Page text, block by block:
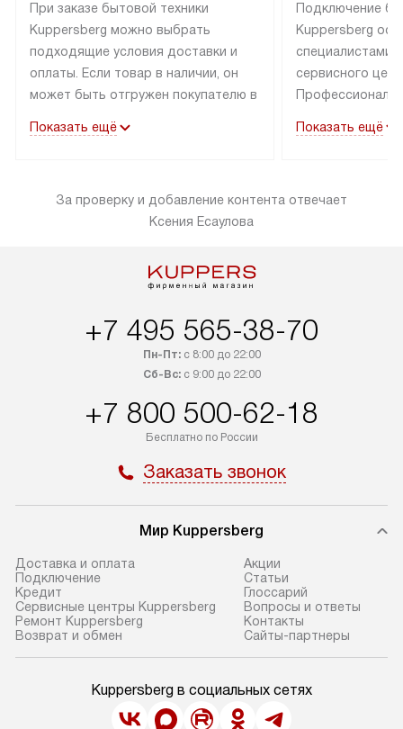
При заказе бытовой техники
Kuppersberg можно выбрать
подходящие условия доставки и
оплаты. Если товар в наличии, он
может быть отгружен покупателю в
специальным лейблом
оплачивается дополнительно.
Возможна доставка товаров по
Показать ещё
Подключение
Kuppersberg
специалистами
сервисного
эксплуатации
подключается
Показать ещё
За проверку и добавление контента отвечает
Ксения Есаулова
+7 495 565-38-70
Пн-Пт:с 8:00 до 22:00
Сб-Вс:с 9:00 до 22:00
+7 800 500-62-18
Бесплатно по России
Заказать звонок
Мир Kuppersberg
Доставка и оплата
Подключение
Кредит
Сервисные центры Kuppersberg
Ремонт Kuppersberg
Возврат и обмен
Акции
Cтатьи
Глоссарий
Вопросы и ответы
Контакты
Сайты-партнеры
Kuppersberg в социальных сетях